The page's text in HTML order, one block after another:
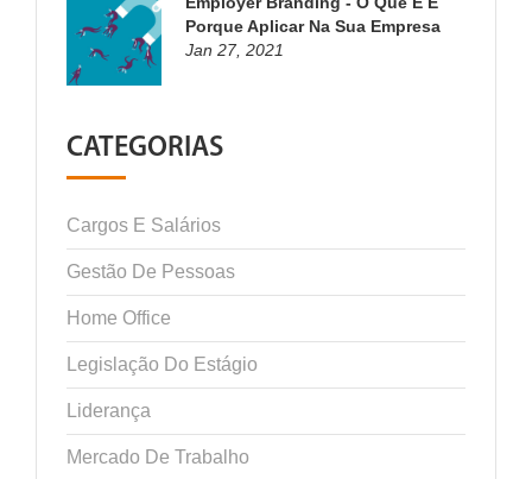
Porque Aplicar Na Sua Empresa
Jan 27, 2021
CATEGORIAS
Cargos E Salários
Gestão De Pessoas
Home Office
Legislação Do Estágio
Liderança
Mercado De Trabalho